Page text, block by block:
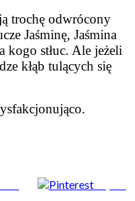
trochę odwrócony
Jaśminę, Jaśmina
kogo stłuc. Ale jeżeli
kłąb tulących się
Zapisz